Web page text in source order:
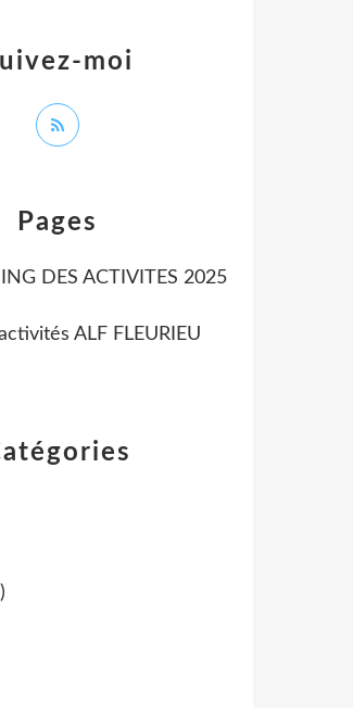
Pages
DES ACTIVITES 2025
ALF FLEURIEU
moi